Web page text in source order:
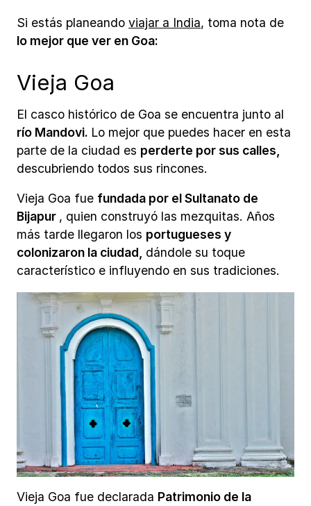
Si estás planeando viajar a India, toma nota de
lo mejor que ver en Goa:
Vieja Goa
El casco histórico de Goa se encuentra junto al
río Mandovi. Lo mejor que puedes hacer en esta
parte de la ciudad es perderte por sus calles,
descubriendo todos sus rincones.
Vieja Goa fue fundada por el Sultanato de
Bijapur , quien construyó las mezquitas. Años
más tarde llegaron los portugueses y
colonizaron la ciudad, dándole su toque
característico e influyendo en sus tradiciones.
Vieja Goa fue declarada Patrimonio de la